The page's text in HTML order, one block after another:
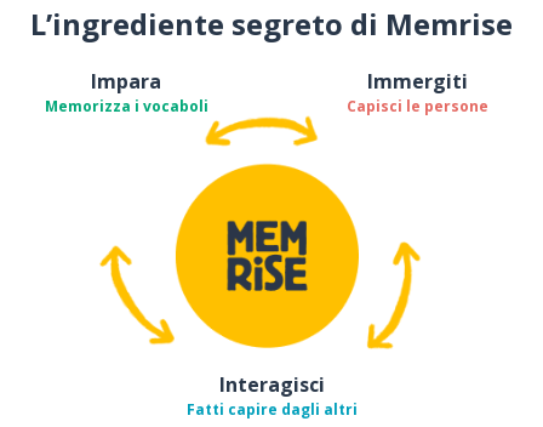
L’ingrediente segreto di Memrise
Impara
Memorizza i vocaboli
Immergiti
Capisci le persone
Interagisci
Fatti capire dagli altri